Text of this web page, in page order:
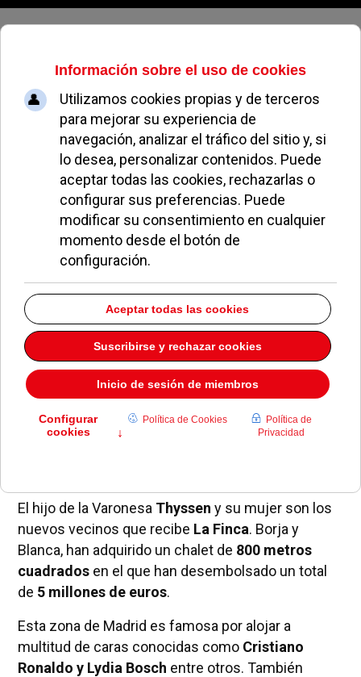
Sábado, 08 de agosto de 2026
Blanca Cuesta y Borja Thyssen,
nuevos vecinos de La Finca
DANIEL LIMÓN GENTE EN POZUELO 06 DICIEMBRE 2010
La exclusiva urbanización situada en Pozuelo de
El hijo de la Varonesa Thyssen y su mujer son los
nuevos vecinos que recibe La Finca. Borja y
Blanca, han adquirido un chalet de 800 metros
cuadradosen el que han desembolsado un total
de 5 millones de euros.
Esta zona de Madrid es famosa por alojar a
multitud de caras conocidas como Cristiano
Ronaldo y Lydia Bosch entre otros. También